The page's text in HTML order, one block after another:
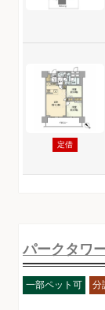
定借
パークタワ
一部ペット可 分